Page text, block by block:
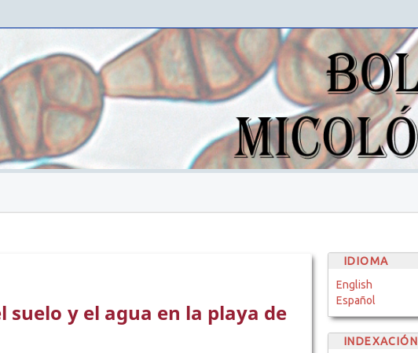
suelo y el agua en la playa de
IDIOMA
English
Español
INDEXACIÓN